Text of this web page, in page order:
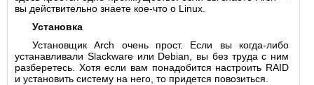
вы действительно знаете кое-что о Linux.
Установка
Установщик Arch очень прост. Если вы когда-либо
устанавливали Slackware или Debian, вы без труда с ним
разберетесь. Хотя если вам понадобится настроить RAID
и установить систему на него, то придется повозиться.